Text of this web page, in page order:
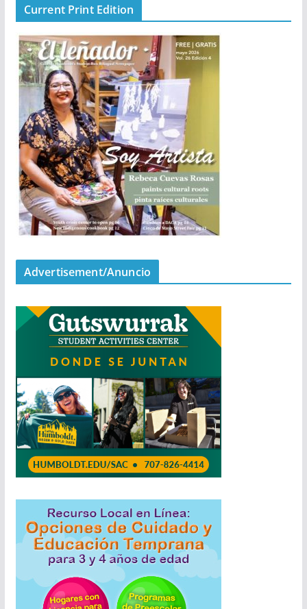
Current Print Edition
Advertisement/Anuncio